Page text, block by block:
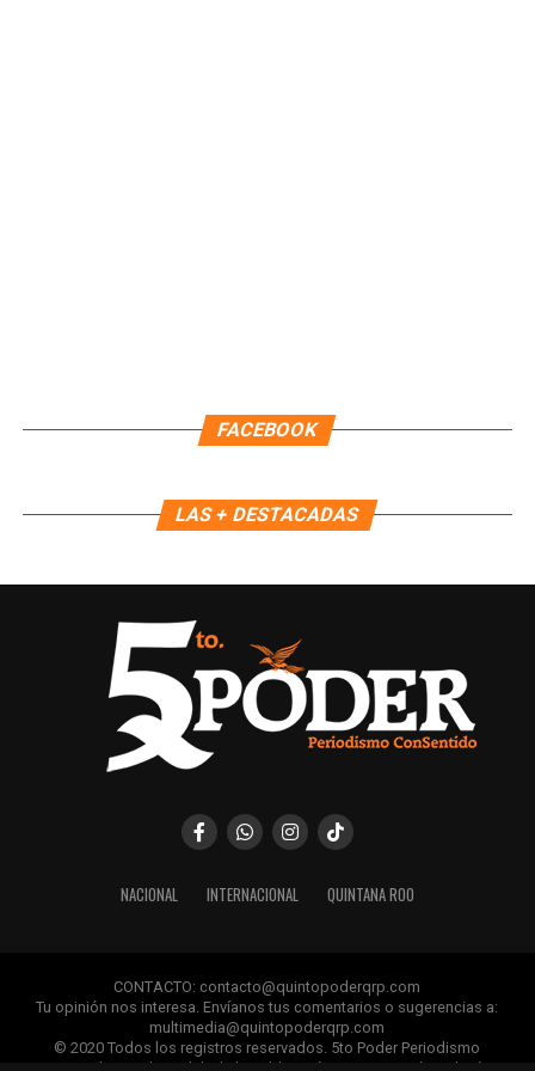
Recibe las noticias al instante
Únete al canal oficial de WhatsApp de
Quinto Podery recibe las noticias más
importantes de Quintana Roo directamente
en tu teléfono.
Unirme al canal de WhatsApp
FACEBOOK
LAS + DESTACADAS
NACIONAL INTERNACIONAL QUINTANA ROO
CONTACTO: contacto@quintopoderqrp.com
Tu opinión nos interesa. Envíanos tus comentarios o sugerencias a:
multimedia@quintopoderqrp.com
© 2020 Todos los registros reservados. 5to Poder Periodismo